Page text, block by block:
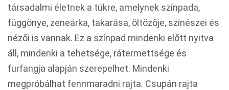
társadalmi életnek a tükre, amelynek színpada,
függönye, zeneárka, takarása, öltözője, színészei és
nézői is vannak. Ez a színpad mindenki előtt nyitva
áll, mindenki a tehetsége, rátermettsége és
furfangja alapján szerepelhet. Mindenki
megpróbálhat fennmaradni rajta. Csupán rajta